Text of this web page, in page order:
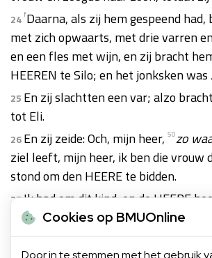
24 fDaarna, als zij hem gespeend
met zich opwaarts, met drie varren
en een fles met wijn, en zij bracht
HEEREN te Silo; en het jonksken was
25 En zij slachtten een var; alzo
tot Eli.
26En zij zeide: Och, mijn heer, 50zo
ziel leeft, mijn heer, ik ben die vrouw
stond om den HEERE te bidden.
27Ik bad om dit kind, en de HEERE
gegeven, die ik van Hem gebeden heb.
28Daarom heb ik hem ook den
Cookies op BMUOnline
Door in te stemmen met het gebruik